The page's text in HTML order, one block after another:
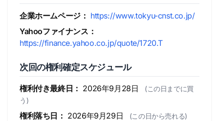
企業ホームページ： https://www.tokyu-cnst.co.jp/
Yahooファイナンス：
https://finance.yahoo.co.jp/quote/1720.T
次回の権利確定スケジュール
権利付き最終日： 2026年9月28日
(この日までに買
う)
権利落ち日： 2026年9月29日 (この日から売れる)